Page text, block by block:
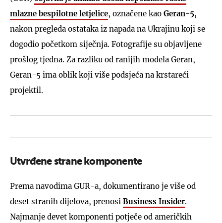
mlazne bespilotne letjelice, označene kao Geran-5,
nakon pregleda ostataka iz napada na Ukrajinu koji se
dogodio početkom siječnja. Fotografije su objavljene
prošlog tjedna. Za razliku od ranijih modela Geran,
Geran-5 ima oblik koji više podsjeća na krstareći
projektil.
Utvrđene strane komponente
Prema navodima GUR-a, dokumentirano je više od
deset stranih dijelova, prenosi Business Insider.
Najmanje devet komponenti potječe od američkih